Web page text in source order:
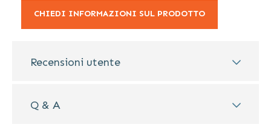
CHIEDI INFORMAZIONI SUL PRODOTTO
Recensioni utente
Q & A